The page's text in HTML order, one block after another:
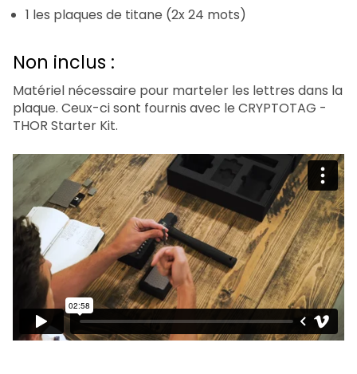
1 les plaques de titane (2x 24 mots)
Non inclus :
Matériel nécessaire pour marteler les lettres dans la
plaque. Ceux-ci sont fournis avec le CRYPTOTAG -
THOR Starter Kit.